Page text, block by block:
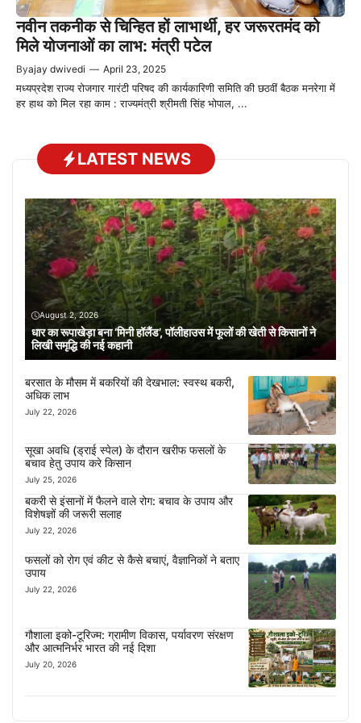
नवीन तकनीक से चिन्हित हों लाभार्थी, हर जरूरतमंद को
मिले योजनाओं का लाभ: मंत्री पटेल
Byajay dwivedi — April 23, 2025
मध्यप्रदेश राज्य रोजगार गारंटी परिषद की कार्यकारिणी समिति की छठवीं बैठक मनरेगा में
हर हाथ को मिल रहा काम : राज्यमंत्री श्रीमती सिंह भोपाल, ...
LATEST NEWS
August 2, 2026
धार का रूपाखेड़ा बना ‘मिनी हॉलैंड’, पॉलीहाउस में फूलों की खेती से किसानों ने
लिखी समृद्धि की नई कहानी
बरसात के मौसम में बकरियों की देखभाल: स्वस्थ बकरी,
अधिक लाभ
July 22, 2026
सूखा अवधि (ड्राई स्पेल) के दौरान खरीफ फसलों के
बचाव हेतु उपाय करे किसान
July 25, 2026
बकरी से इंसानों में फैलने वाले रोग: बचाव के उपाय और
विशेषज्ञों की जरूरी सलाह
July 22, 2026
फसलों को रोग एवं कीट से कैसे बचाएं, वैज्ञानिकों ने बताए
उपाय
July 22, 2026
गौशाला इको-टूरिज्म: ग्रामीण विकास, पर्यावरण संरक्षण
और आत्मनिर्भर भारत की नई दिशा
July 20, 2026